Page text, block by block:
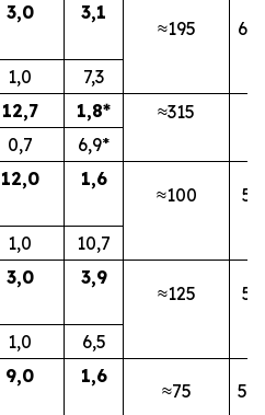
3,0 3,1
≈195
1,0
7,3
12,7 1,8* ≈315
0,7
6,9*
12,0 1,6
≈100
1,0
10,7
3,0 3,9
≈125
1,0
6,5
9,0 1,6
≈75